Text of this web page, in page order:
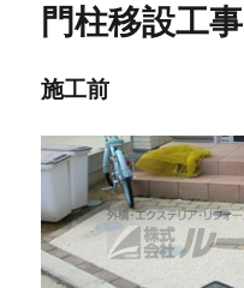
門柱移設工事
施工前